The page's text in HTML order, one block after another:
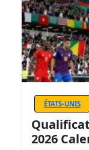
ÉTATS-UNIS
2026